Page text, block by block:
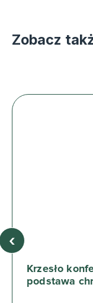
Zobacz
Krzesło
podstawa
‹